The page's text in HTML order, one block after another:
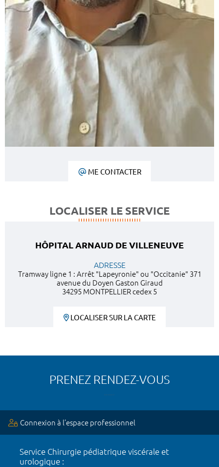
ME CONTACTER
LOCALISER LE SERVICE
HÔPITAL ARNAUD DE VILLENEUVE
ADRESSE
Tramway ligne 1 : Arrêt "Lapeyronie" ou "Occitanie" 371
avenue du Doyen Gaston Giraud
34295 MONTPELLIER cedex 5
LOCALISER SUR LA CARTE
PRENEZ RENDEZ-VOUS
Connexion à l’espace professionnel
Service Chirurgie pédiatrique viscérale et
urologique :